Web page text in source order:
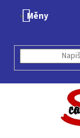
Měny